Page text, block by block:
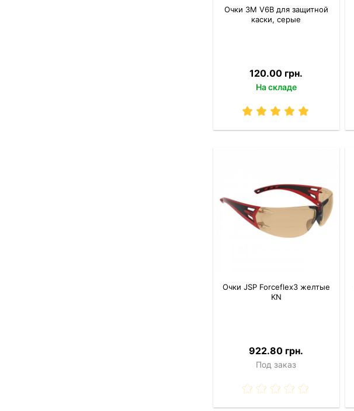
Очки 3M V6B для защитной
каски, серые
120.00 грн.
На складе
Очки JSP Forceflex3 желтые
KN
922.80 грн.
Под заказ